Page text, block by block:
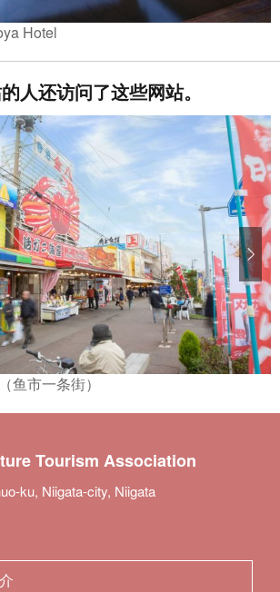
Hotel
人还访问了这些网站。
鱼市一条街）
Tourism Association
ku, Niigata-city, Niigata